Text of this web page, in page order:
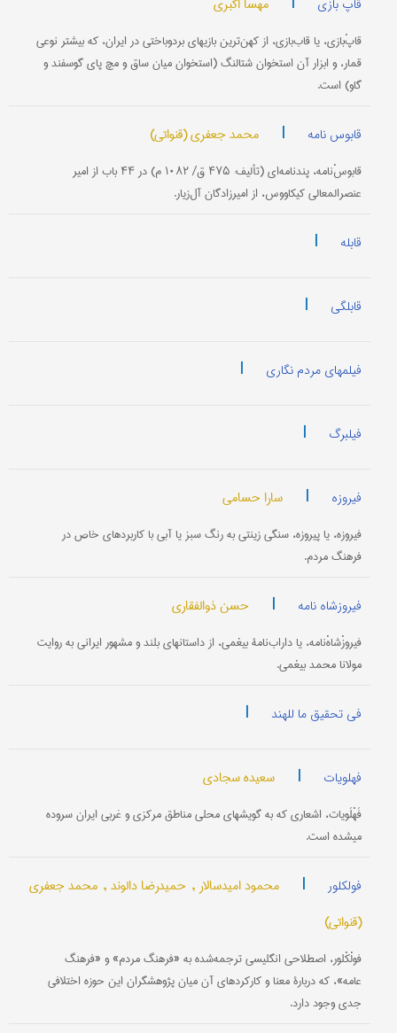
قاپ بازی
قاپْ‌بازی‌، یا قاب‌بازی، از کهن‌ترین بازیهای برد‌و‌باختی در ایران، که بیشتر نوعی
قمار، و ابزار آن استخوان شتالنگ (استخوان میان ساق و مچ پای گوسفند و
گاو) است.
قابوس نامه | محمد جعفری (قنواتی)
قابوسْ‌نامه‌، پند‌نامه‌ای (تألیف: ۴۷۵ ق/ ۱۰۸۲ م) در ۴۴ باب از امیر
عنصر‌المعالی کیکاووس، از امیرزادگان آل‌زیار.
قابله |
قابلگی |
فیلمهای مردم نگاری |
فیلبرگ |
فیروزه | سارا حسامی
فیروزه، یا پیروزه، سنگی زینتی به رنگ سبز یا آبی با کاربردهای خاص در
فرهنگ مردم.
فیروزشاه نامه | حسن ذوالفقاری
فیروزْشاهْ‌نامه، یا داراب‌نامۀ بیغمی، از داستانهای بلند و مشهور ایرانی به روایت
مولانا محمد بیغمی.
فی تحقیق ما للهند |
فهلویات | سعیده سجادی
فَهْلَویات، اشعاری که به گویشهای محلی مناطق مرکزی و غربی ایران سروده
می‎شده است.
فولکلور | محمود امیدسالار , حمیدرضا دالوند , محمد جعفری
(قنواتی)
فولْکْلور، اصطلاحی انگلیسی ترجمه‌شده به «فرهنگ مردم» و «فرهنگ
عامه»، که دربارۀ معنا و کارکردهای آن میان پژوهشگران این حوزه اختلافی
جدی وجود دارد.